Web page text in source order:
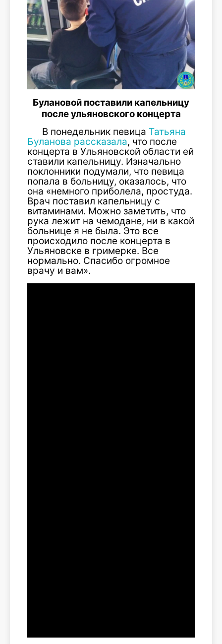
Булановой поставили капельницу
после ульяновского концерта
В понедельник певица Татьяна
Буланова рассказала, что после
концерта в Ульяновской области ей
ставили капельницу. Изначально
поклонники подумали, что певица
попала в больницу, оказалось, что
она «немного приболела, простуда.
Врач поставил капельницу с
витаминами. Можно заметить, что
рука лежит на чемодане, ни в какой
больнице я не была. Это все
происходило после концерта в
Ульяновске в гримерке. Все
нормально. Спасибо огромное
врачу и вам».